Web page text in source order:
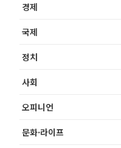
경제
국제
정치
사회
오피니언
문화·라이프